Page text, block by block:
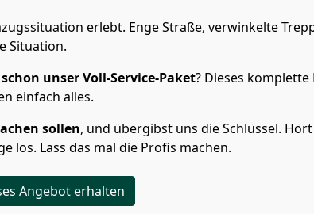
erlebt. Enge Straße, verwinkelte
Situation.
unser Voll-Service-Paket? Dieses
einfach alles.
sollen, und übergibst uns die Schlüssel.
los. Lass das mal die Profis machen.
Angebot erhalten